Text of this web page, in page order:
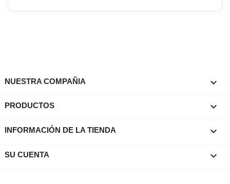
NUESTRA COMPAÑIA 
PRODUCTOS 
INFORMACIÓN DE LA TIENDA keyboard_arrow_down
SU CUENTA 